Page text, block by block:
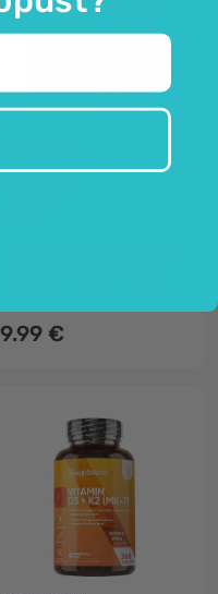
Vitamin D3 + K2 – v
9.99 €